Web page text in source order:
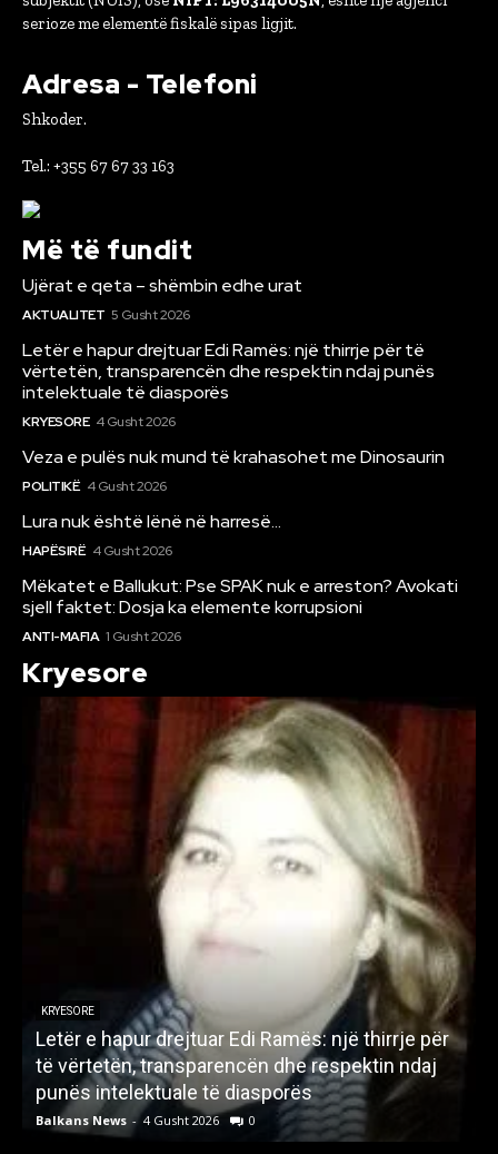
serioze me elementë fiskalë sipas ligjit.
Adresa - Telefoni
Shkoder.
Tel.: +355 67 67 33 163
Më të fundit
Ujërat e qeta – shëmbin edhe urat
AKTUALITET 5 Gusht 2026
Letër e hapur drejtuar Edi Ramës: një thirrje për të
vërtetën, transparencën dhe respektin ndaj punës
intelektuale të diasporës
KRYESORE 4 Gusht 2026
Veza e pulës nuk mund të krahasohet me Dinosaurin
POLITIKË 4 Gusht 2026
Lura nuk është lënë në harresë…
HAPËSIRË 4 Gusht 2026
Mëkatet e Ballukut: Pse SPAK nuk e arreston? Avokati
sjell faktet: Dosja ka elemente korrupsioni
ANTI-MAFIA 1 Gusht 2026
Kryesore
KRYESORE
Letër e hapur drejtuar Edi Ramës: një thirrje për
të vërtetën, transparencën dhe respektin ndaj
punës intelektuale të diasporës
Balkans News - 4 Gusht 2026 0